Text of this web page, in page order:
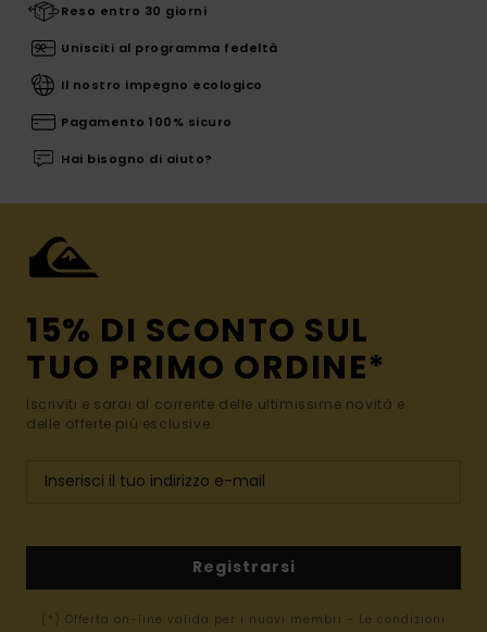
Reso entro 30 giorni
Unisciti al programma fedeltà
Il nostro impegno ecologico
Pagamento 100% sicuro
Hai bisogno di aiuto?
15% DI SCONTO SUL
TUO PRIMO ORDINE*
Iscriviti e sarai al corrente delle ultimissime novità e
delle offerte più esclusive.
Registrarsi
(*) Offerta on-line valida per i nuovi membri - Le condizioni